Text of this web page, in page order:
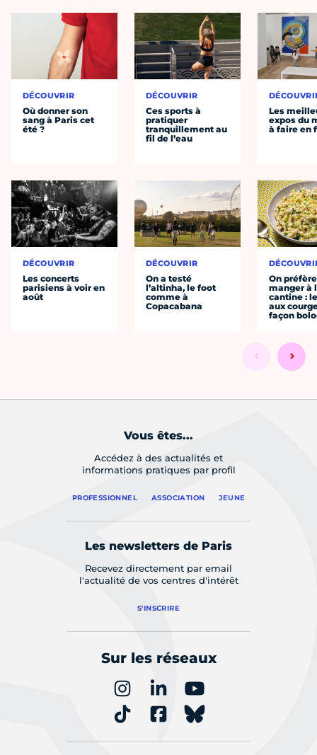
DÉCOUVRIR
Où donner son
sang à Paris cet
été ?
DÉCOUVRIR
Les concerts
parisiens à voir en
août
DÉCOUVRIR
Ces sports à
pratiquer
tranquillement au
fil de l’eau
DÉCOUVRIR
On a testé
l’altinha, le foot
comme à
Copacabana
Les
expos du
à faire en
On préfère
manger à
cantine :
aux
façon
Vous êtes...
Accédez à des actualités et
informations pratiques par profil
PROFESSIONNEL ASSOCIATION JEUNE
Les newsletters de Paris
Recevez directement par email
l'actualité de vos centres d'intérêt
S'INSCRIRE
Sur les réseaux